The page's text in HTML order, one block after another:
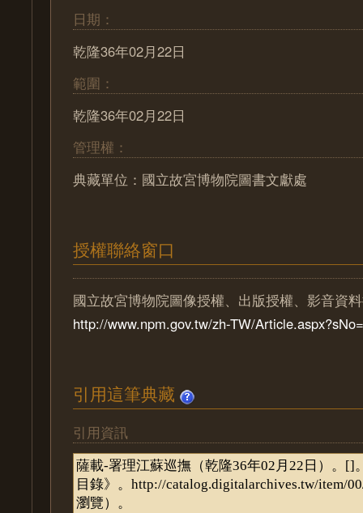
日期：
乾隆36年02月22日
範圍：
乾隆36年02月22日
管理權：
典藏單位：國立故宮博物院圖書文獻處
授權聯絡窗口
國立故宮博物院圖像授權、出版授權、影音資
http://www.npm.gov.tw/zh-TW/
引用這筆典藏
引用資訊